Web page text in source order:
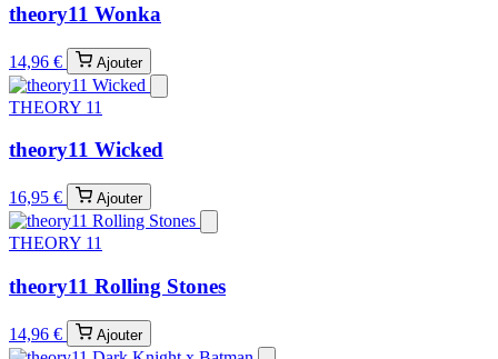
theory11 Wonka
14,96 € Ajouter
THEORY 11
theory11 Wicked
16,95 € Ajouter
THEORY 11
theory11 Rolling Stones
14,96 € Ajouter